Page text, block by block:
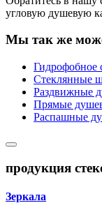
угловую душевую
Мы так же
Гидрофобное
Стеклянные
Раздвижные
Прямые
Распашные
продукция
Зеркала